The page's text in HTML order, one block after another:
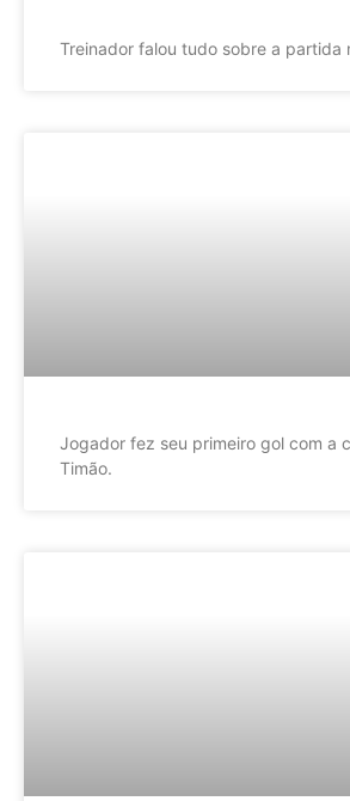
Treinador falou tudo sobre a partida
Jogador fez seu primeiro gol com a
Timão.